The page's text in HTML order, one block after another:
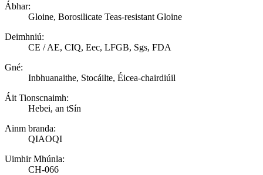
Ábhar:
Gloine, Borosilicate Teas-resistant Gloine
Deimhniú:
CE / AE, CIQ, Eec, LFGB, Sgs, FDA
Gné:
Inbhuanaithe, Stocáilte, Éicea-chairdiúil
Áit Tionscnaimh:
Hebei, an tSín
Ainm branda:
QIAOQI
Uimhir Mhúnla:
CH-066